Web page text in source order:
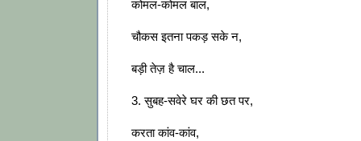
कोमल-कोमल बाल,
चौकस इतना पकड़ सके न,
बड़ी तेज़ है चाल...
3. सुबह-सवेरे घर की छत पर,
करता कांव-कांव,